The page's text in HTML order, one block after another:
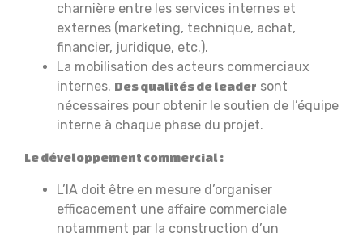
charnière entre les services internes et
externes (marketing, technique, achat,
financier, juridique, etc.).
La mobilisation des acteurs commerciaux
internes. Des qualités de leader sont
nécessaires pour obtenir le soutien de l’équipe
interne à chaque phase du projet.
Le développement commercial :
L’IA doit être en mesure d’organiser
efficacement une affaire commerciale
notamment par la construction d’un